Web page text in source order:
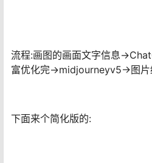
流程:画图的画面文字信息
富优化完→midjourneyv5→图片
下面来个简化版的: